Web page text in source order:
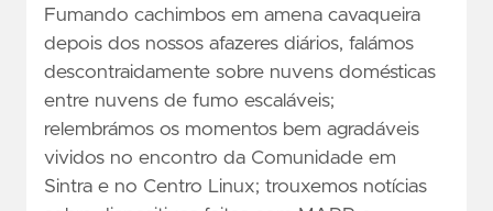
Fumando cachimbos em amena cavaqueira
depois dos nossos afazeres diários, falámos
descontraidamente sobre nuvens domésticas
entre nuvens de fumo escaláveis;
relembrámos os momentos bem agradáveis
vividos no encontro da Comunidade em
Sintra e no Centro Linux; trouxemos notícias